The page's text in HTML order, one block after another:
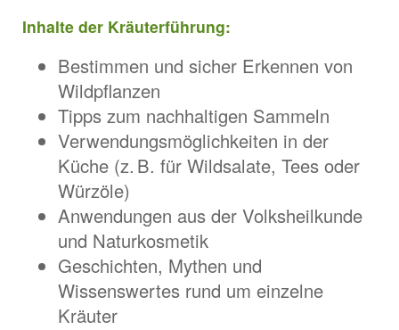
Inhalte der Kräuterführung:
Bestimmen und sicher Erkennen von
Wildpflanzen
Tipps zum nachhaltigen Sammeln
Verwendungsmöglichkeiten in der
Küche (z. B. für Wildsalate, Tees oder
Würzöle)
Anwendungen aus der Volksheilkunde
und Naturkosmetik
Geschichten, Mythen und
Wissenswertes rund um einzelne
Kräuter